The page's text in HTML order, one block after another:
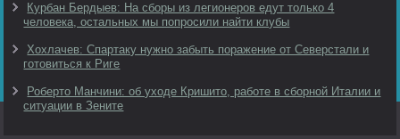
Курбан Бердыев: На сборы из легионеров едут только 4
человека, остальных мы попросили найти клубы
Хохлачев: Спартаку нужно забыть поражение от Северстали и
готовиться к Риге
Роберто Манчини: об уходе Кришито, работе в сборной Италии и
ситуации в Зените